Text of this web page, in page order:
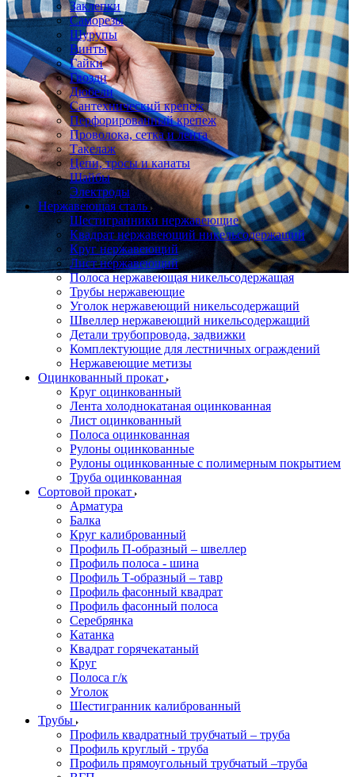
Заклепки
Саморезы
Шурупы
Винты
Гайки
Гвозди
Дюбели
Сантехнический крепеж
Перфорированный крепеж
Проволока, сетка и лента
Такелаж
Цепи, тросы и канаты
Шайбы
Электроды
Нержавеющая сталь
Шестигранники нержавеющие
Квадрат нержавеющий никельсодержащий
Круг нержавеющий
Лист нержавеющий
Полоса нержавеющая никельсодержащая
Трубы нержавеющие
Уголок нержавеющий никельсодержащий
Швеллер нержавеющий никельсодержащий
Детали трубопровода, задвижки
Комплектующие для лестничных ограждений
Нержавеющие метизы
Оцинкованный прокат
Круг оцинкованный
Лента холоднокатаная оцинкованная
Лист оцинкованный
Полоса оцинкованная
Рулоны оцинкованные
Рулоны оцинкованные с полимерным покрытием
Труба оцинкованная
Сортовой прокат
Арматура
Балка
Круг калиброванный
Профиль П-образный – швеллер
Профиль полоса - шина
Профиль Т-образный – тавр
Профиль фасонный квадрат
Профиль фасонный полоса
Серебрянка
Катанка
Квадрат горячекатаный
Круг
Полоса г/к
Уголок
Шестигранник калиброванный
Трубы
Профиль квадратный трубчатый – труба
Профиль круглый - труба
Профиль прямоугольный трубчатый –труба